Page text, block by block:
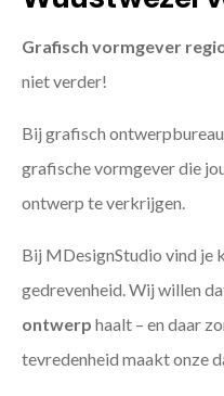
Grafisch vormgever
niet verder!
Bij grafisch ontwerpbureau
grafische vormgever die
ontwerp te verkrijgen.
Bij MDesignStudio vind je
gedrevenheid. Wij willen
ontwerp haalt – en daar
tevredenheid maakt onze